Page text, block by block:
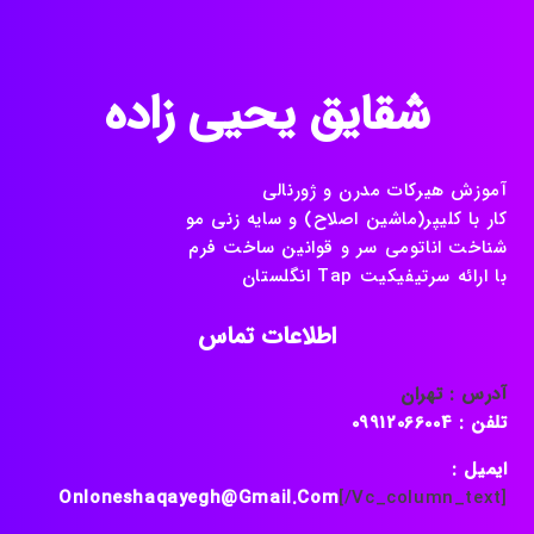
شقایق یحیی زاده
آموزش هیرکات مدرن و ژورنالی
کار با کلیپر(ماشین اصلاح) و سایه زنی مو
شناخت اناتومی سر و قوانین ساخت فرم
با ارائه سرتیفیکیت Tap انگلستان
اطلاعات تماس
آدرس : تهران
تلفن : 09912066004
ایمیل :
Onloneshaqayegh@gmail.com[/vc_column_text]